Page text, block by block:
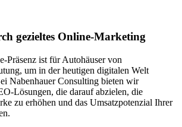
gezieltes Online-Marketing
Präsenz ist für Autohäuser von
um in der heutigen digitalen Welt
Nabenhauer Consulting bieten wir
Lösungen, die darauf abzielen, die
zu erhöhen und das Umsatzpotenzial Ihrer